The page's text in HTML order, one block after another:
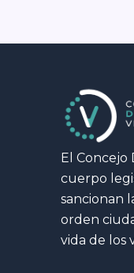
El Concejo
cuerpo
sancionan
orden
vida de los